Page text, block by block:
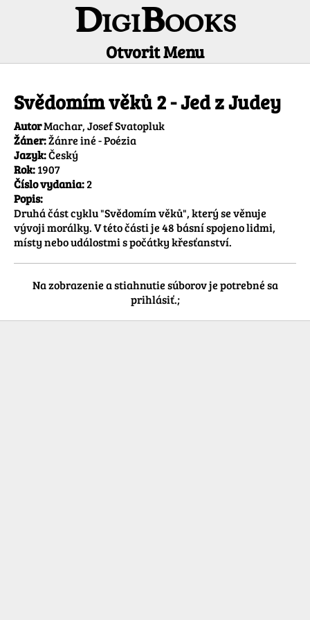
DigiBooks
Otvorit Menu
Svědomím věků 2 - Jed z Judey
AutorMachar, Josef Svatopluk
Žáner:Žánre iné - Poézia
Jazyk:Český
Rok:1907
Číslo vydania:2
Popis:
Druhá část cyklu "Svědomím věků", který se věnuje
vývoji morálky. V této části je 48 básní spojeno lidmi,
místy nebo událostmi s počátky křesťanství.
Na zobrazenie a stiahnutie súborov je potrebné sa
prihlásiť.;